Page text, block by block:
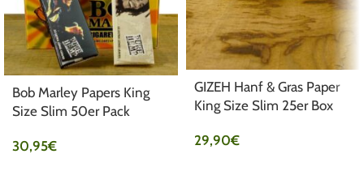
Bob Marley Papers King
Size Slim 50er Pack
30,95€
GIZEH Hanf & Gras Paper
King Size Slim 25er Box
29,90€